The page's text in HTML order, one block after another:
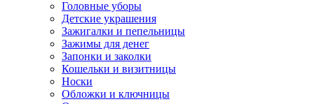
Головные уборы
Детские украшения
Зажигалки и пепельницы
Зажимы для денег
Запонки и заколки
Кошельки и визитницы
Носки
Обложки и ключницы